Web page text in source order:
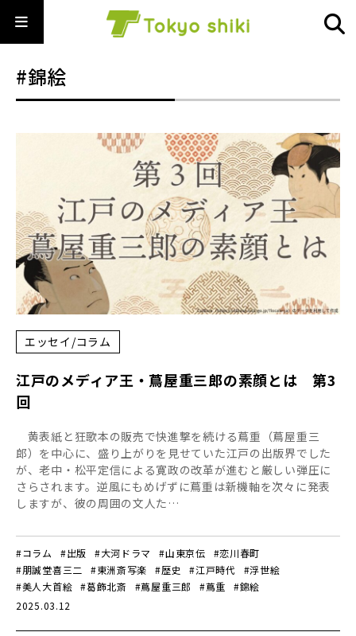
#錦絵
エッセイ/コラム
江戸のメディア王・蔦屋重三郎の素顔とは 第3
回
黄表紙と狂歌本の販売で快進撃を続ける蔦重（蔦屋重三
郎）を中心に、盛り上がりを見せていた江戸の出版界でした
が、老中・松平定信による寛政の改革が進むと厳しい弾圧に
さらされます。逆風にもめげずに蔦重は新機軸を次々に発表
しますが、彼の周囲の文人た…
#コラム #出版 #大河ドラマ #山東京伝
#恋川春町
#朋誠堂喜三二
#東洲斎写楽 #歴史 #江戸時代
#浮世絵
#美人大首絵
#葛飾北斎 #蔦屋重三郎 #蔦重
#錦絵
2025.03.12